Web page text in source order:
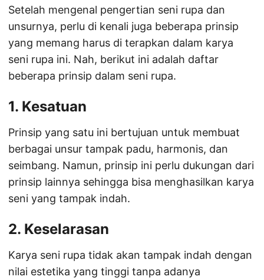
Setelah mengenal pengertian seni rupa dan
unsurnya, perlu di kenali juga beberapa prinsip
yang memang harus di terapkan dalam karya
seni rupa ini. Nah, berikut ini adalah daftar
beberapa prinsip dalam seni rupa.
1. Kesatuan
Prinsip yang satu ini bertujuan untuk membuat
berbagai unsur tampak padu, harmonis, dan
seimbang. Namun, prinsip ini perlu dukungan dari
prinsip lainnya sehingga bisa menghasilkan karya
seni yang tampak indah.
2. Keselarasan
Karya seni rupa tidak akan tampak indah dengan
nilai estetika yang tinggi tanpa adanya